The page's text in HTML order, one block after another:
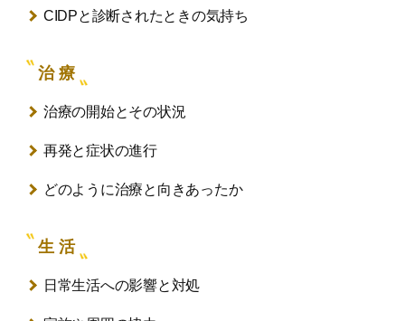
CIDPと診断されたときの気持ち
治 療
治療の開始とその状況
再発と症状の進行
どのように治療と向きあったか
生 活
日常生活への影響と対処